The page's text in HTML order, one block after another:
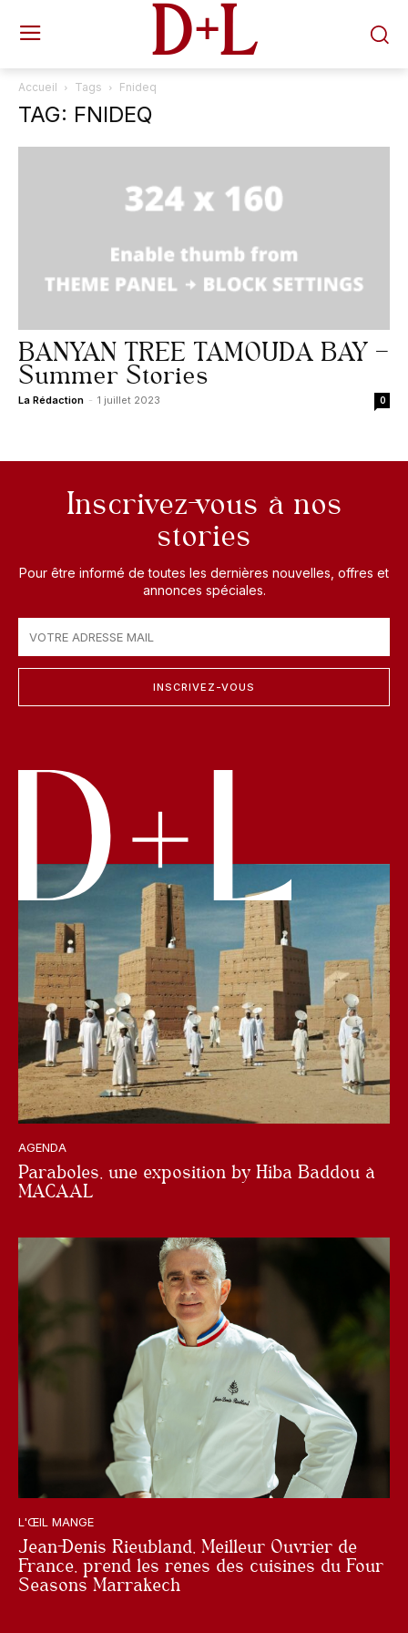
D+L
Accueil Tags Fnideq
TAG: FNIDEQ
BANYAN TREE TAMOUDA BAY –
Summer Stories
La Rédaction - 1 juillet 2023 0
Inscrivez-vous à nos
stories
Pour être informé de toutes les dernières nouvelles, offres et
annonces spéciales.
INSCRIVEZ-VOUS
AGENDA
Paraboles, une exposition by Hiba Baddou à
MACAAL
L'ŒIL MANGE
Jean-Denis Rieubland, Meilleur Ouvrier de
France, prend les rênes des cuisines du Four
Seasons Marrakech